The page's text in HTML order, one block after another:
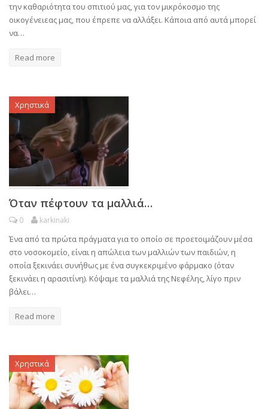
την καθαριότητα του σπιτιού μας, για τον μικρόκοσμο της
οικογένειεας μας, που έπρεπε να αλλάξει. Κάποια από αυτά μπορεί
να…
Read more
Χρηστικά
Όταν πέφτουν τα μαλλιά…
0 karkinaki
Ένα από τα πρώτα πράγματα για το οποίο σε προετοιμάζουν μέσα
στο νοσοκομείο, είναι η απώλεια των μαλλιών των παιδιών, η
οποία ξεκινάει συνήθως με ένα συγκεκριμένο φάρμακο (όταν
ξεκινάει η αρασιτίνη). Κόψαμε τα μαλλιά της Νεφέλης, λίγο πριν
βάλει…
Read more
Χρηστικά